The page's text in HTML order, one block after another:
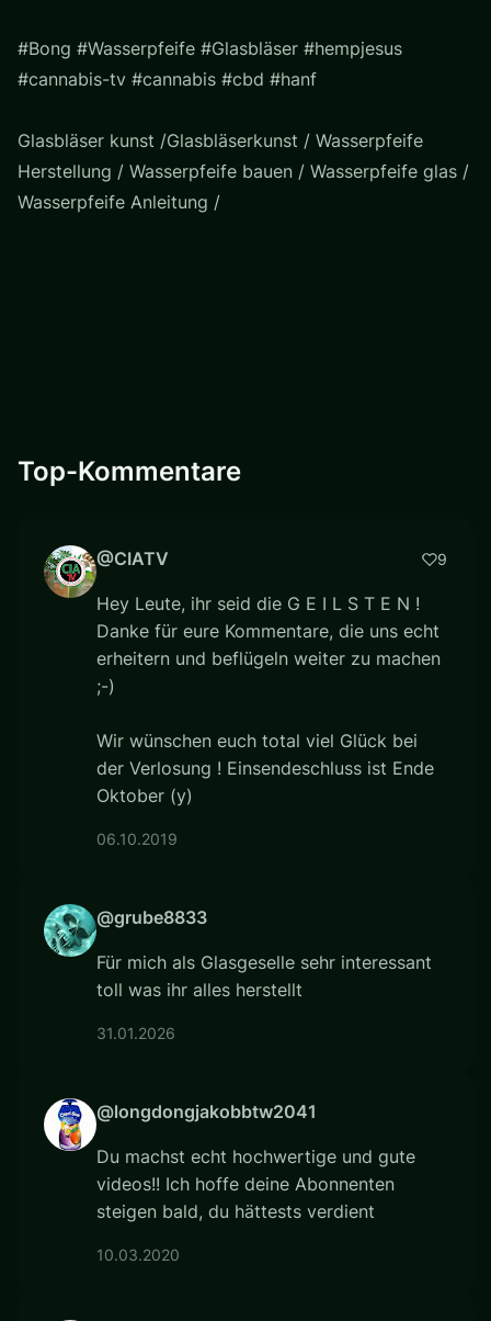
#Bong #Wasserpfeife #Glasbläser #hempjesus
#cannabis-tv #cannabis #cbd #hanf
Glasbläser kunst /Glasbläserkunst / Wasserpfeife
Herstellung / Wasserpfeife bauen / Wasserpfeife glas /
Wasserpfeife Anleitung /
Top-Kommentare
@CIATV 9
Hey Leute, ihr seid die G E I L S T E N !
Danke für eure Kommentare, die uns echt
erheitern und beflügeln weiter zu machen
;-)
Wir wünschen euch total viel Glück bei
der Verlosung ! Einsendeschluss ist Ende
Oktober (y)
06.10.2019
@grube8833
Für mich als Glasgeselle sehr interessant
toll was ihr alles herstellt
31.01.2026
@longdongjakobbtw2041
Du machst echt hochwertige und gute
videos!! Ich hoffe deine Abonnenten
steigen bald, du hättests verdient
10.03.2020